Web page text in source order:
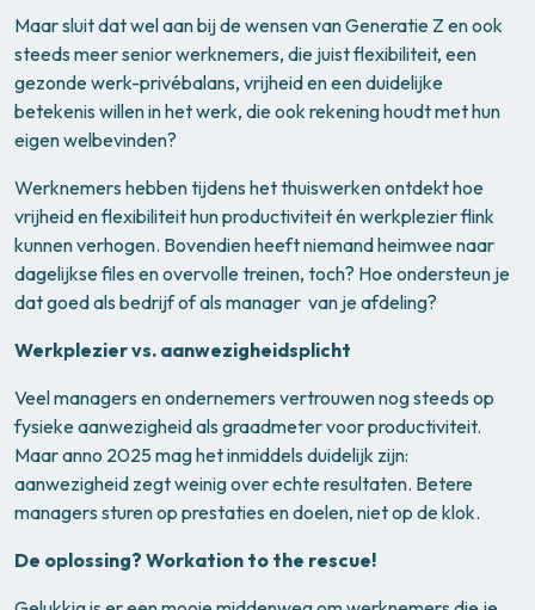
Maar sluit dat wel aan bij de wensen van Generatie Z en ook
steeds meer senior werknemers, die juist flexibiliteit, een
gezonde werk-privébalans, vrijheid en een duidelijke
betekenis willen in het werk, die ook rekening houdt met hun
eigen welbevinden?
Werknemers hebben tijdens het thuiswerken ontdekt hoe
vrijheid en flexibiliteit hun productiviteit én werkplezier flink
kunnen verhogen. Bovendien heeft niemand heimwee naar
dagelijkse files en overvolle treinen, toch? Hoe ondersteun je
dat goed als bedrijf of als manager van je afdeling?
Werkplezier vs. aanwezigheidsplicht
Veel managers en ondernemers vertrouwen nog steeds op
fysieke aanwezigheid als graadmeter voor productiviteit.
Maar anno 2025 mag het inmiddels duidelijk zijn:
aanwezigheid zegt weinig over echte resultaten. Betere
managers sturen op prestaties en doelen, niet op de klok.
De oplossing? Workation to the rescue!